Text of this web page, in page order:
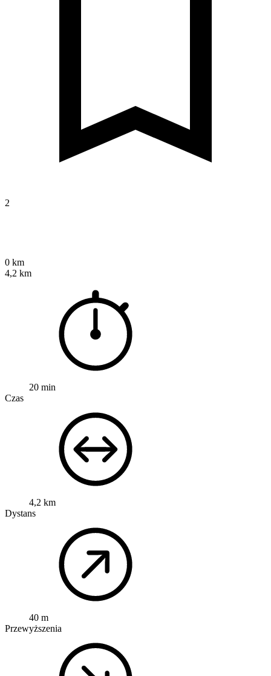
2
0 km
4,2 km
20 min
Czas
4,2 km
Dystans
40 m
Przewyższenia